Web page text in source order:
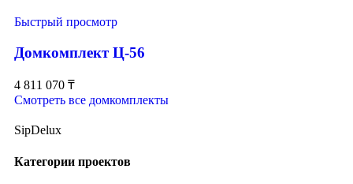
Быстрый просмотр
Домкомплект Ц-56
4 811 070 ₸
Смотреть все домкомплекты
SipDelux
Категории проектов